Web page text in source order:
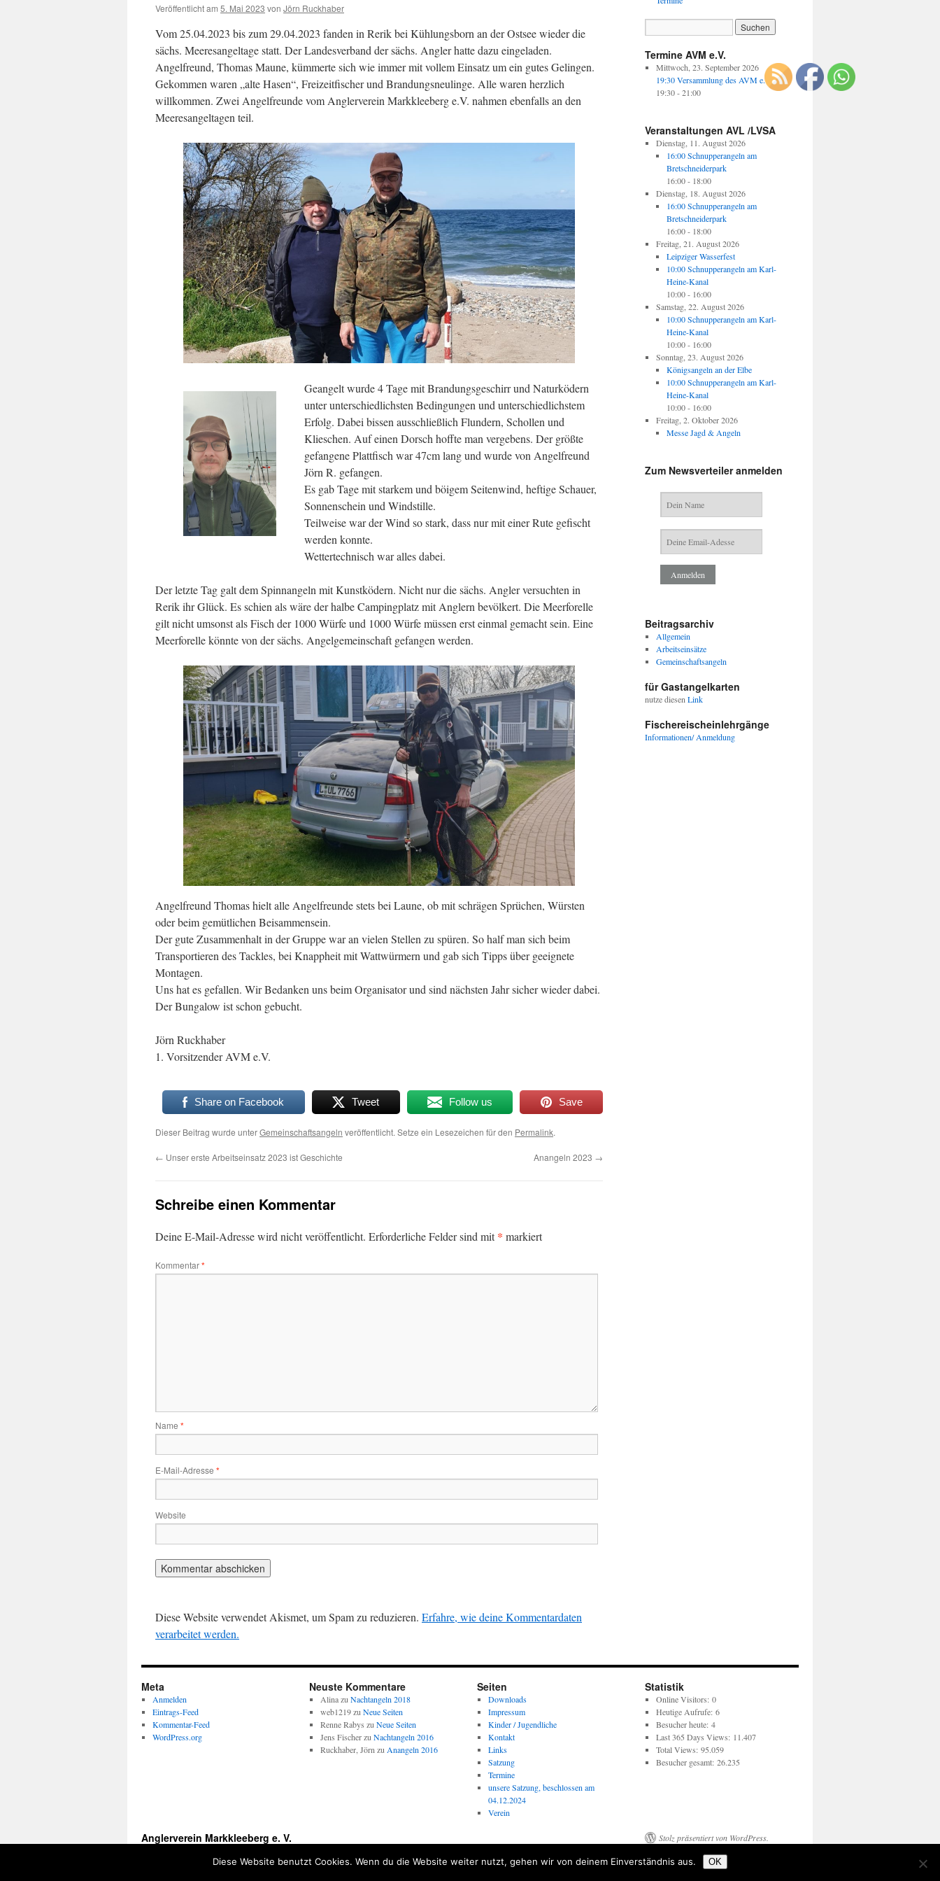
Veröffentlicht am 5. Mai 2023 von Jörn Ruckhaber
Vom 25.04.2023 bis zum 29.04.2023 fanden in Rerik bei Kühlungsborn an der Ostsee wieder die
sächs. Meeresangeltage statt. Der Landesverband der sächs. Angler hatte dazu eingeladen.
Angelfreund, Thomas Maune, kümmerte sich wie immer mit vollem Einsatz um ein gutes Gelingen.
Gekommen waren „alte Hasen“, Freizeitfischer und Brandungsneulinge. Alle waren herzlich
willkommen. Zwei Angelfreunde vom Anglerverein Markkleeberg e.V. nahmen ebenfalls an den
Meeresangeltagen teil.
Geangelt wurde 4 Tage mit Brandungsgeschirr und Naturködern
unter unterschiedlichsten Bedingungen und unterschiedlichstem
Erfolg. Dabei bissen ausschließlich Flundern, Schollen und
Klieschen. Auf einen Dorsch hoffte man vergebens. Der größte
gefangene Plattfisch war 47cm lang und wurde von Angelfreund
Jörn R. gefangen.
Es gab Tage mit starkem und böigem Seitenwind, heftige Schauer,
Sonnenschein und Windstille.
Teilweise war der Wind so stark, dass nur mit einer Rute gefischt
werden konnte.
Wettertechnisch war alles dabei.
Der letzte Tag galt dem Spinnangeln mit Kunstködern. Nicht nur die sächs. Angler versuchten in
Rerik ihr Glück. Es schien als wäre der halbe Campingplatz mit Anglern bevölkert. Die Meerforelle
gilt nicht umsonst als Fisch der 1000 Würfe und 1000 Würfe müssen erst einmal gemacht sein. Eine
Meerforelle könnte von der sächs. Angelgemeinschaft gefangen werden.
Angelfreund Thomas hielt alle Angelfreunde stets bei Laune, ob mit schrägen Sprüchen, Würsten
oder beim gemütlichen Beisammensein.
Der gute Zusammenhalt in der Gruppe war an vielen Stellen zu spüren. So half man sich beim
Transportieren des Tackles, bei Knappheit mit Wattwürmern und gab sich Tipps über geeignete
Montagen.
Uns hat es gefallen. Wir Bedanken uns beim Organisator und sind nächsten Jahr sicher wieder dabei.
Der Bungalow ist schon gebucht.
Jörn Ruckhaber
1. Vorsitzender AVM e.V.
Share on Facebook Tweet Follow us Save
Dieser Beitrag wurde unterGemeinschaftsangeln veröffentlicht. Setze ein Lesezeichen für den Permalink.
← Unser erste Arbeitseinsatz 2023 ist Geschichte Anangeln 2023 →
Schreibe einen Kommentar
Deine E-Mail-Adresse wird nicht veröffentlicht. Erforderliche Felder sind mit* markiert
Kommentar*
Name *
E-Mail-Adresse *
Website
Diese Website verwendet Akismet, um Spam zu reduzieren. Erfahre, wie deine Kommentardaten
verarbeitet werden.
Termine AVM e.V.
Mittwoch, 23. September 2026
19:30 Versammlung des AVM e.V.
19:30- 21:00
Veranstaltungen AVL /LVSA
Dienstag, 11. August 2026
16:00 Schnupperangeln am
Bretschneiderpark
16:00- 18:00
Dienstag, 18. August 2026
16:00 Schnupperangeln am
Bretschneiderpark
16:00- 18:00
Freitag, 21. August 2026
Leipziger Wasserfest
10:00 Schnupperangeln am Karl-
Heine-Kanal
10:00- 16:00
Samstag, 22. August 2026
10:00 Schnupperangeln am Karl-
Heine-Kanal
10:00- 16:00
Sonntag, 23. August 2026
Königsangeln an der Elbe
10:00 Schnupperangeln am Karl-
Heine-Kanal
10:00- 16:00
Freitag, 2. Oktober 2026
Messe Jagd & Angeln
Zum Newsverteiler anmelden
Beitragsarchiv
Allgemein
Arbeitseinsätze
Gemeinschaftsangeln
für Gastangelkarten
nutze diesen Link
Fischereischeinlehrgänge
Informationen/ Anmeldung
Meta
Anmelden
Eintrags-Feed
Kommentar-Feed
WordPress.org
Neuste Kommentare
Alinazu Nachtangeln 2018
web1219zu Neue Seiten
Renne Rabys zu Neue Seiten
Jens Fischerzu Nachtangeln 2016
Ruckhaber, Jörn zu Anangeln 2016
Seiten
Downloads
Impressum
Kinder / Jugendliche
Kontakt
Links
Satzung
Termine
unsere Satzung, beschlossen am
04.12.2024
Verein
Statistik
Online Visitors: 0
Heutige Aufrufe: 6
Besucher heute: 4
Last 365 Days Views: 11.407
Total Views: 95.059
Besucher gesamt: 26.235
Anglerverein Markkleeberg e. V. Stolz präsentiert von WordPress.
Diese Website benutzt Cookies. Wenn du die Website weiter nutzt, gehen wir von deinem Einverständnis aus. OK